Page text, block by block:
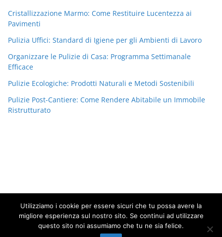
Cristallizzazione Marmo: Come Restituire Lucentezza ai
Pavimenti
Pulizia Uffici: Standard di Igiene per gli Ambienti di Lavoro
Organizzare le Pulizie di Casa: Programma Settimanale
Efficace
Pulizie Ecologiche: Prodotti Naturali e Metodi Sostenibili
Pulizie Post-Cantiere: Come Rendere Abitabile un Immobile
Ristrutturato
Impresa di pulizie . Tutti i diritti riservati.
Utilizziamo i cookie per essere sicuri che tu possa avere la
migliore esperienza sul nostro sito. Se continui ad utilizzare
questo sito noi assumiamo che tu ne sia felice.